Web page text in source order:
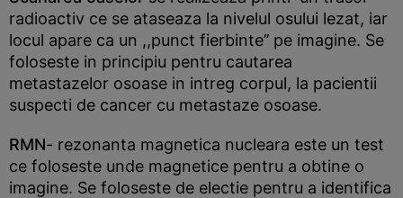
radioactiv ce se ataseaza la nivelul osului lezat, iar
locul apare ca un ,,punct fierbinte’’ pe imagine. Se
foloseste in principiu pentru cautarea
metastazelor osoase in intreg corpul, la pacientii
suspecti de cancer cu metastaze osoase.
RMN- rezonanta magnetica nucleara este un test
ce foloseste unde magnetice pentru a obtine o
imagine. Se foloseste de electie pentru a identifica